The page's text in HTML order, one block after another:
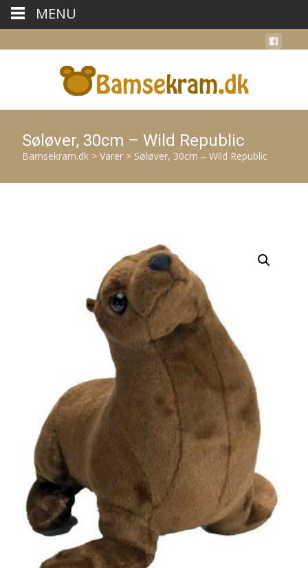
Søløver, 30cm – Wild Republic
Bamsekram.dk > Varer > Søløver, 30cm – Wild Republic
MENU